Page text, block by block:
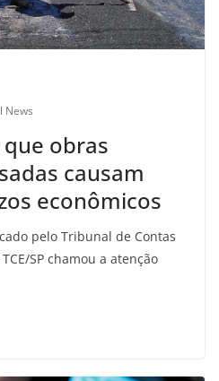
News
obras
causam
econômicos
pelo Tribunal de Contas
SP chamou a atenção